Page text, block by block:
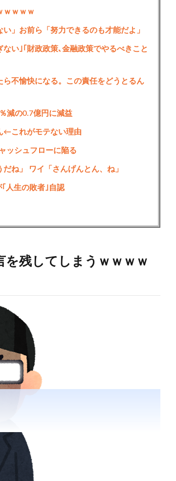
ｗｗｗｗ
」お前ら「努力できるのも才能だよ」
い｣｢財政政策､金融政策でやるべきこと
ら不愉快になる。この責任をどうとるん
減の0.7億円に減益
←これがモテない理由
ッシュフローに陥る
ね」 ワイ「さんげんとん、ね」
人生の敗者｣自認
を残してしまうｗｗｗｗ